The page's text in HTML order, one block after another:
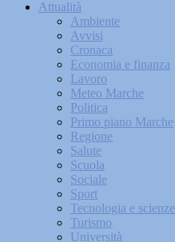
Attualità
Ambiente
Avvisi
Cronaca
Economia e finanza
Lavoro
Meteo Marche
Politica
Primo piano Marche
Regione
Salute
Scuola
Sociale
Sport
Tecnologia e scienze
Turismo
Università